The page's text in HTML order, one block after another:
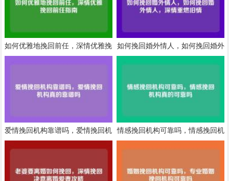
如何优雅地挽回前任，深情优雅挽
回前任指南
如何挽回婚外情人，如何挽回婚外
情人，深情重燃旧情
爱情挽回机构靠谱吗，爱情挽回机
构真的靠谱吗
情感挽回机构可靠吗，情感挽回机
构真的可靠吗